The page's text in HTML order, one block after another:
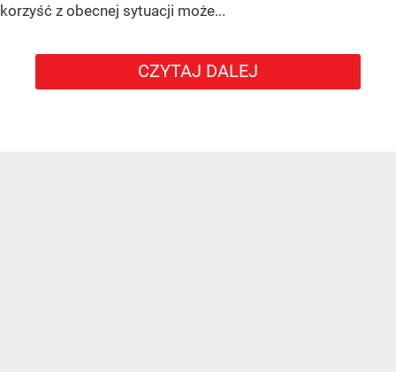
korzyść z obecnej sytuacji może...
CZYTAJ DALEJ